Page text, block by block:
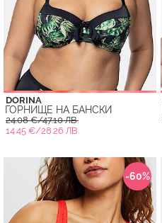
DORINA
ГОРНИЩЕ НА БАНСКИ
24.08 €/47.10 ЛВ.
14.45 €/28.26 ЛВ.
-60%